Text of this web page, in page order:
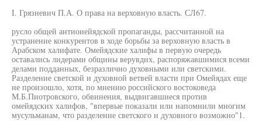
I. Грязневич П.А. О права на верховную власть. СЛ67.
русло общей антиоиейядской пропаганды, рассчитанной на
устранение конкурентов в ходе борьбы за верховную власть в
Арабском халифате. Омейядские халифы в первую очередь
оставались лидерами общины верувдих, распоряжавшимися всеми
делами подданных, безразлично духовными или светскими.
Разделение светской и духовной ветвей власти при Омейядах еще
не произошло, хотя, по мнению российского востоковеда
М.Б.Пиотровского, обвинения, выдвигавшиеся против
омейядских халифов, "впервые показали или напомнили многим
мусульманам, что разделение светского и духовного возможно"1.